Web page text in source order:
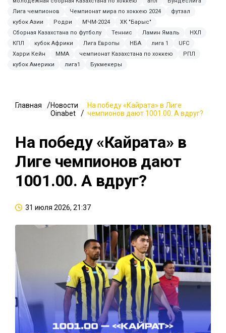
Лига чемпионов
Чемпионат мира по хоккею 2024
футзал
кубок Азии
Родри МЧМ-2024
ХК "Барыс"
Сборная Казахстана по футболу
Теннис Ламин Ямаль
НХЛ
КПЛ
кубок Африки Лига Европы НБА лига 1
UFC
Харри Кейн
ММА чемпионат Казахстана по хоккею
РПЛ
кубок Америки
лига1 Букмекеры
Главная
Новости
Oinabet
На победу «Кайрата» в Лиге
чемпионов дают 1001.00. А вдруг?
На победу «Кайрата» в
Лиге чемпионов дают
1001.00. А вдруг?
31 июля 2026, 21:37